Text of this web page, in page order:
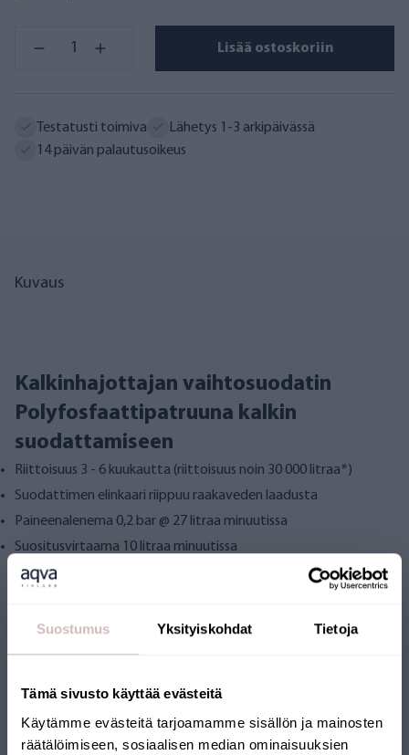
Suostumus Yksityiskohdat Tietoja
Tämä sivusto käyttää evästeitä
Käytämme evästeitä tarjoamamme sisällön ja mainosten
räätälöimiseen, sosiaalisen median ominaisuuksien
Lisää ostoskoriin
Testatusti toimiva
Lähetys 1-3 arkipäivässä
14 päivän palautusoikeus
Kuvaus
Kalkinhajottajan vaihtosuodatin
Polyfosfaattipatruuna kalkin
suodattamiseen
Riittoisuus 3 - 6 kuukautta (riittoisuus noin 30 000 litraa*)
Suodattimen elinkaari riippuu raakaveden laadusta
Paineenalenema 0,2 bar @ 27 litraa minuutissa
Suositusvirtaama 10 litraa minuutissa